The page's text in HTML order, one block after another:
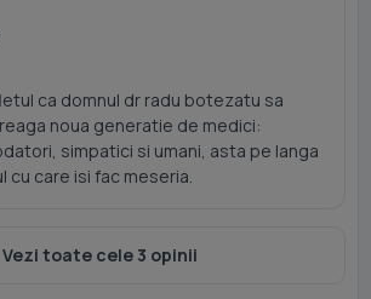
ca domnul dr radu botezatu sa
noua generatie de medici:
simpatici si umani, asta pe langa
cu care isi fac meseria.
Vezi toate cele 3 opinii